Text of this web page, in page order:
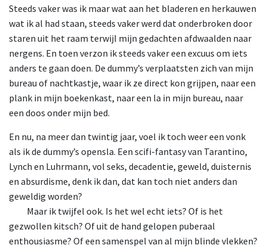
Steeds vaker was ik maar wat aan het bladeren en herkauwen
wat ik al had staan, steeds vaker werd dat onderbroken door
staren uit het raam terwijl mijn gedachten afdwaalden naar
nergens. En toen verzon ik steeds vaker een excuus om iets
anders te gaan doen. De dummy’s verplaatsten zich van mijn
bureau of nachtkastje, waar ik ze direct kon grijpen, naar een
plank in mijn boekenkast, naar een la in mijn bureau, naar
een doos onder mijn bed.
En nu, na meer dan twintig jaar, voel ik toch weer een vonk
als ik de dummy’s opensla. Een scifi-fantasy van Tarantino,
Lynch en Luhrmann, vol seks, decadentie, geweld, duisternis
en absurdisme, denk ik dan, dat kan toch niet anders dan
geweldig worden?
Maar ik twijfel ook. Is het wel echt iets? Of is het
gezwollen kitsch? Of uit de hand gelopen puberaal
enthousiasme? Of een samenspel van al mijn blinde vlekken?